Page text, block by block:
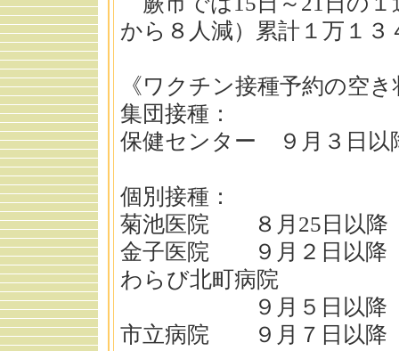
から８人減）累計１万１３
《ワクチン接種予約の空
集団接種：
保健センター ９月３日以
個別接種：
菊池医院 ８月25日以降
金子医院 ９月２日以降
わらび北町病院
９月５日以降
市立病院 ９月７日以降